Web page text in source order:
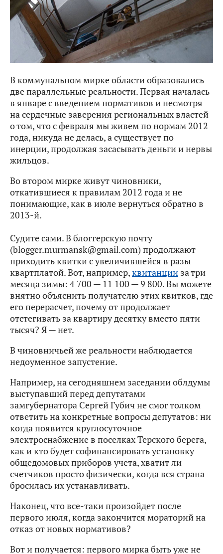
В коммунальном мирке области образовались
две параллельные реальности. Первая началась
в январе с введением нормативов и несмотря
на сердечные заверения региональных властей
о том, что с февраля мы живем по нормам 2012
года, никуда не делась, а существует по
инерции, продолжая засасывать деньги и нервы
жильцов.
Во втором мирке живут чиновники,
откатившиеся к правилам 2012 года и не
понимающие, как в июле вернуться обратно в
2013-й.
Судите сами. В блоггерскую почту
(blogger.murmansk@gmail.com) продолжают
приходить квитки с увеличившейся в разы
квартплатой. Вот, например,квитанции за три
месяца зимы: 4 700 — 11 100 — 9 800. Вы можете
внятно объяснить получателю этих квитков, где
его перерасчет, почему от продолжает
отстегивать за квартиру десятку вместо пяти
тысяч? Я — нет.
В чиновничьей же реальности наблюдается
недоуменное запустение.
Например, на сегодняшнем заседании облдумы
выступавший перед депутатами
замгубернатора Сергей Губич не смог толком
ответить на конкретные вопросы депутатов: ни
когда появится круглосуточное
электроснабжение в поселках Терского берега,
как и кто будет софинансировать установку
общедомовых приборов учета, хватит ли
счетчиков просто физически, когда вся страна
бросилась их устанавливать.
Наконец, что все-таки произойдет после
первого июля, когда закончится мораторий на
отказ от новых нормативов?
Вот и получается: первого мирка быть уже не